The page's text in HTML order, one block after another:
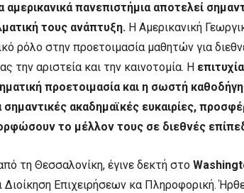
πανεπιστήμια αποτελεί
τους ανάπτυξη. Η Αμερικανική
ρόλο στην προετοιμασία μαθητών για
την αριστεία και την καινοτομία. Η
προετοιμασία και η σωστή
σημαντικές ακαδημαϊκές ευκαιρίες,
το μέλλον τους σε διεθνές
τη Θεσσαλονίκη, έγινε δεκτή στο
Διοίκηση Επιχειρήσεων κα Πληροφορική.